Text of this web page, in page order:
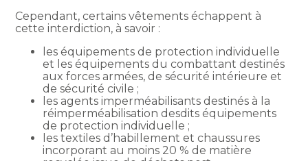
Cependant, certains vêtements échappent à
cette interdiction, à savoir :
les équipements de protection individuelle
et les équipements du combattant destinés
aux forces armées, de sécurité intérieure et
de sécurité civile ;
les agents imperméabilisants destinés à la
réimperméabilisation desdits équipements
de protection individuelle ;
les textiles d’habillement et chaussures
incorporant au moins 20 % de matière